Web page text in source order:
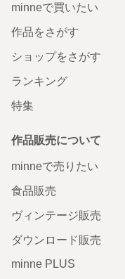
minneで買いたい
作品をさがす
ショップをさがす
ランキング
特集
作品販売について
minneで売りたい
食品販売
ヴィンテージ販売
ダウンロード販売
minne PLUS